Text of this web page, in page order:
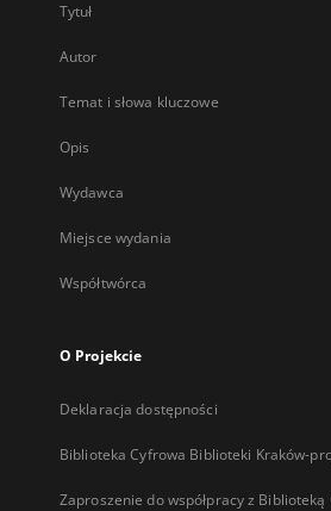
Tytuł
Autor
Temat i słowa kluczowe
Opis
Wydawca
Miejsce wydania
Współtwórca
O Projekcie
Deklaracja dostępności
Biblioteka Cyfrowa Biblioteki Kraków-
Zaproszenie do współpracy z